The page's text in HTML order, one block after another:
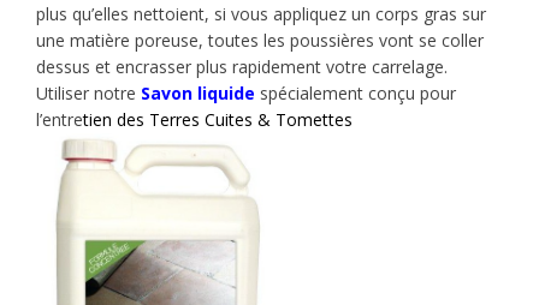
plus qu’elles nettoient, si vous appliquez un corps gras sur
une matière poreuse, toutes les poussières vont se coller
dessus et encrasser plus rapidement votre carrelage.
Utiliser notre Savon liquide spécialement conçu pour
l’entretien des Terres Cuites & Tomettes